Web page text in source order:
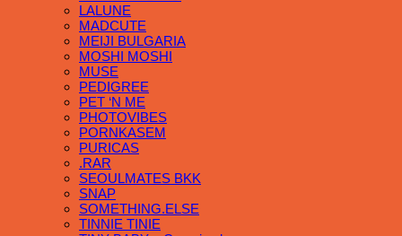
LALUNE
MADCUTE
MEIJI BULGARIA
MOSHI MOSHI
MUSE
PEDIGREE
PET ‘N ME
PHOTOVIBES
PORNKASEM
PURICAS
.RAR
SEOULMATES BKK
SNAP
SOMETHING.ELSE
TINNIE TINIE